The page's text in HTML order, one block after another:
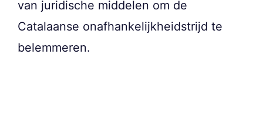
van juridische middelen om de
Catalaanse onafhankelijkheidstrijd te
belemmeren.